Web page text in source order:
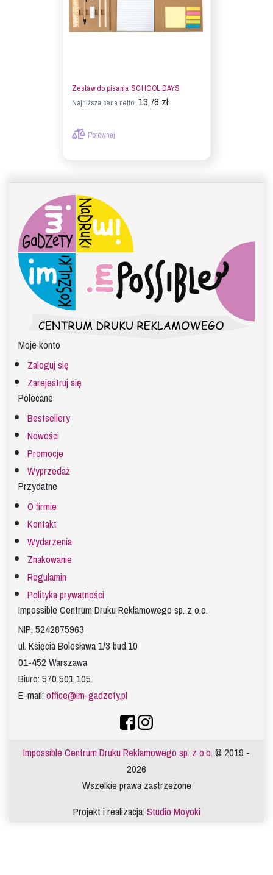
Zestaw do pisania SCHOOL DAYS
Najniższa cena netto: 13,78 zł
Porównaj
Moje konto
Zaloguj się
Zarejestruj się
Polecane
Bestsellery
Nowości
Promocje
Wyprzedaż
Przydatne
O firmie
Kontakt
Wydarzenia
Znakowanie
Regulamin
Polityka prywatności
Impossible Centrum Druku Reklamowego sp. z o.o.
NIP: 5242875963
ul. Księcia Bolesława 1/3 bud.10
01-452 Warszawa
Biuro: 570 501 105
E-mail:office@im-gadzety.pl
Impossible Centrum Druku Reklamowego sp. z o.o.© 2019 -
2026
Wszelkie prawa zastrzeżone
Projekt i realizacja:Studio Moyoki